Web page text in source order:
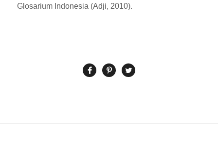
Glosarium Indonesia (Adji, 2010).